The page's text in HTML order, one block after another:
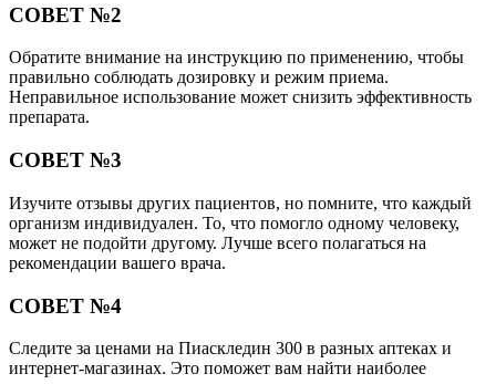
СОВЕТ №2
Обратите внимание на инструкцию по применению, чтобы
правильно соблюдать дозировку и режим приема.
Неправильное использование может снизить эффективность
препарата.
СОВЕТ №3
Изучите отзывы других пациентов, но помните, что каждый
организм индивидуален. То, что помогло одному человеку,
может не подойти другому. Лучше всего полагаться на
рекомендации вашего врача.
СОВЕТ №4
Следите за ценами на Пиаскледин 300 в разных аптеках и
интернет-магазинах. Это поможет вам найти наиболее